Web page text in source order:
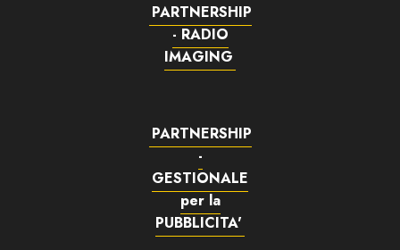
PARTNERSHIP
- RADIO
IMAGING
PARTNERSHIP
-
GESTIONALE
per la
PUBBLICITA'